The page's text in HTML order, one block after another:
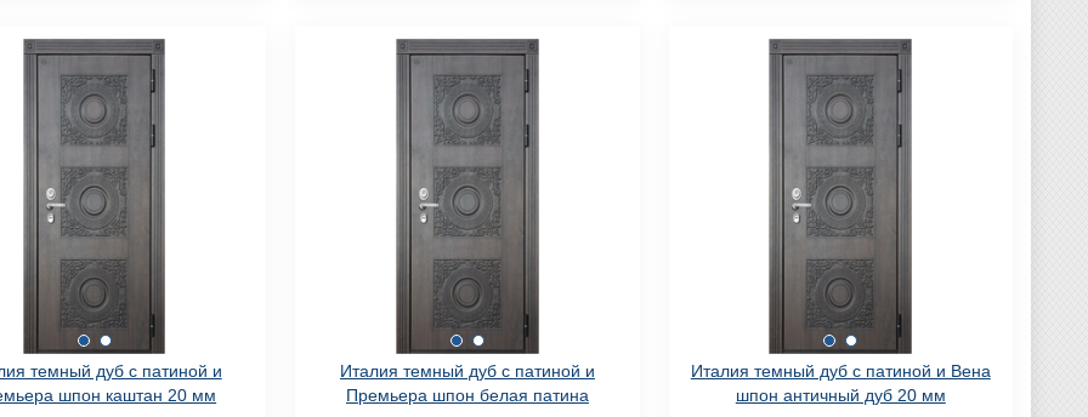
темный дуб с патиной и
шпон каштан 20 мм
Италия темный дуб с патиной и
Премьера шпон белая патина
Италия темный дуб с патиной и Вена
шпон античный дуб 20 мм